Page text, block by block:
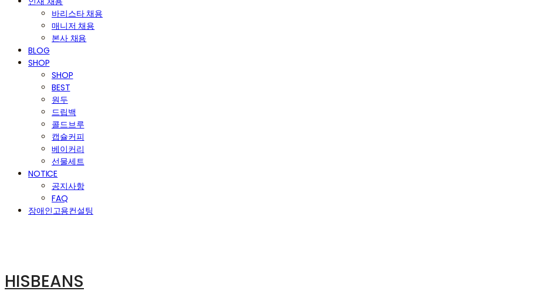
바리스타 채용
매니저 채용
본사 채용
BLOG
SHOP
SHOP
BEST
원두
드립백
콜드브루
캡슐커피
베이커리
선물세트
NOTICE
공지사항
FAQ
장애인고용컨설팅
HISBEANS